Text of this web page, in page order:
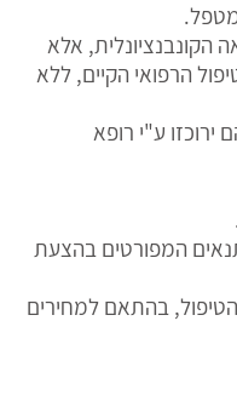
הקונבנציונלית, אלא
הרפואי הקיים, ללא
ירוכזו ע"י רופא
המפורטים בהצעת
בהתאם למחירים